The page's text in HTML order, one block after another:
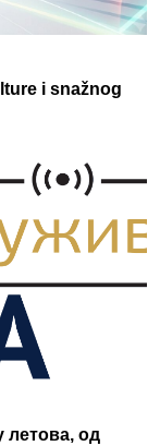
i snažnog
летова, од